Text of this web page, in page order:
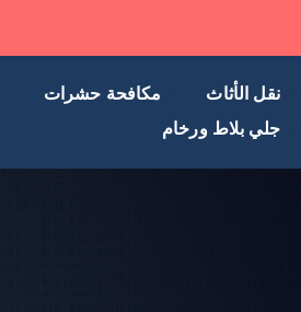
نقل الأثاث مكافحة حشرات
جلي بلاط ورخام